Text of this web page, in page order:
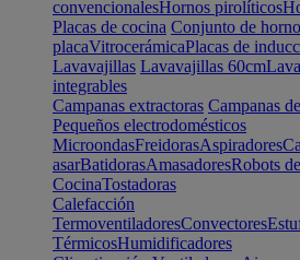
convencionalesHornos pirolíticos
Placas de cocina Conjunto de
placaVitrocerámicaPlacas de
Lavavajillas Lavavajillas 60cm
integrables
Campanas extractoras Campanas
Pequeños electrodomésticos
MicroondasFreidorasAspiradores
asarBatidorasAmasadoresRobots
CocinaTostadoras
Calefacción
TermoventiladoresConvectores
TérmicosHumidificadores